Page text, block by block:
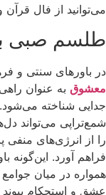
می‌توانید از فال قرآن
طلسم صبی
در باورهای سنتی و
معشوق به عنوان
جدایی شناخته می‌شود.
شمع‌تراپی می‌تواند
را از انرژی‌های منفی
فراهم آورد. این‌گونه
همواره در میان
عشق و استحکام پیوند